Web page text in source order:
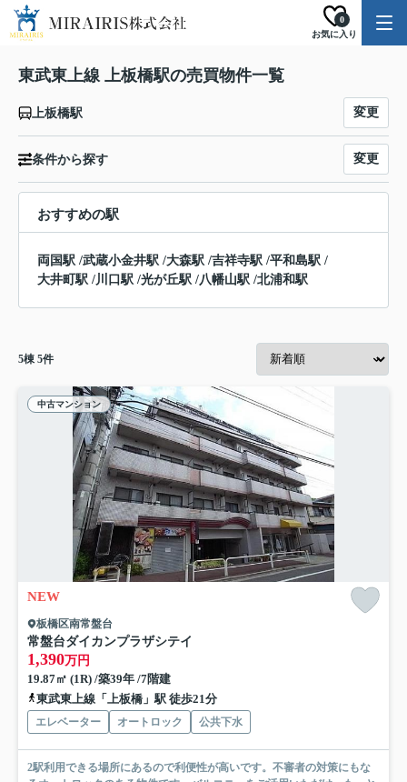
お気に入り
0
東武東上線 上板橋駅の売買物件一覧
上板橋駅 変更
条件から探す 変更
おすすめの駅
両国駅 /武蔵小金井駅 /大森駅 /吉祥寺駅 /平和島駅 /
大井町駅 /川口駅 /光が丘駅 /八幡山駅 /北浦和駅
5棟 5件
中古マンション
NEW
板橋区南常盤台
常盤台ダイカンプラザシテイ
1,390万円
19.87㎡ (1R) /築39年 /7階建
東武東上線「上板橋」駅 徒歩21分
エレベーター オートロック 公共下水
2駅利用できる場所にあるので利便性が高いです。不審者の対策にもな